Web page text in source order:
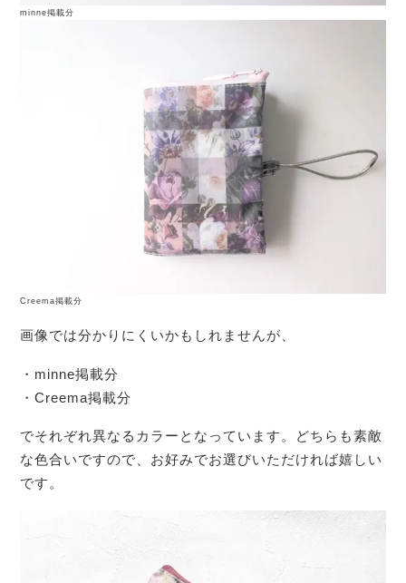
minne掲載分
Creema掲載分
画像では分かりにくいかもしれませんが、
・minne掲載分
・Creema掲載分
でそれぞれ異なるカラーとなっています。どちらも素敵
な色合いですので、お好みでお選びいただければ嬉しい
です。